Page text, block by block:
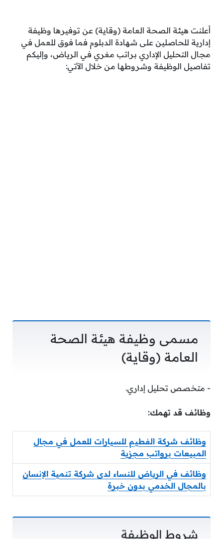
أعلنت هيئة الصحة العامة (وقاية) عن توفيرها وظيفة
إدارية للحاصلين على شهادة الدبلوم فما فوق للعمل في
مجال التحليل الإداري براتب مغري في الرياض، وإليكم
تفاصيل الوظيفة وشروطها من خلال الآتي:
مسمى وظيفة هيئة الصحة
العامة (وقاية)
­- متخصص تحليل إداري.
وظائف قد تهمك:
وظائف شركة الفطيم للسيارات للعمل في مجال
المبيعات برواتب مجزية
وظائف في الرياض للنساء لدى شركة تنمية الإنسان
بالمجال الخدمي بدون خبرة
شروط الوظيفة